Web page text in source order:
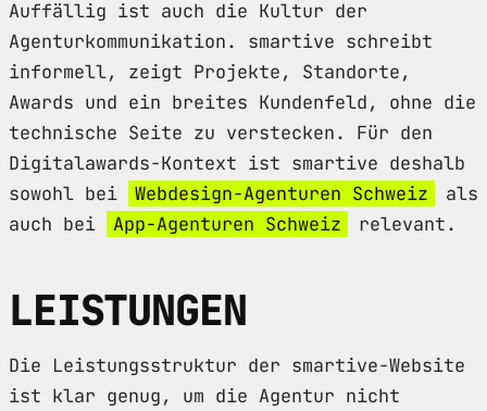
Auffällig ist auch die Kultur der
Agenturkommunikation. smartive schreibt
informell, zeigt Projekte, Standorte,
Awards und ein breites Kundenfeld, ohne die
technische Seite zu verstecken. Für den
Digitalawards-Kontext ist smartive deshalb
sowohl bei
Webdesign-Agenturen Schweiz
als
auch bei
App-Agenturen Schweiz relevant.
LEISTUNGEN
Die Leistungsstruktur der smartive-Website
ist klar genug, um die Agentur nicht